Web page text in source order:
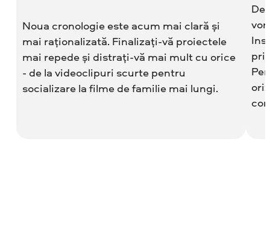
Noua cronologie este acum mai clară și
mai raționalizată. Finalizați-vă proiectele
mai repede și distrați-vă mai mult cu orice
- de la videoclipuri scurte pentru
socializare la filme de familie mai lungi.